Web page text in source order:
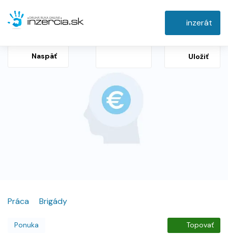
inzerát
Naspäť Uložiť
Práca Brigády
Ponuka Topovať